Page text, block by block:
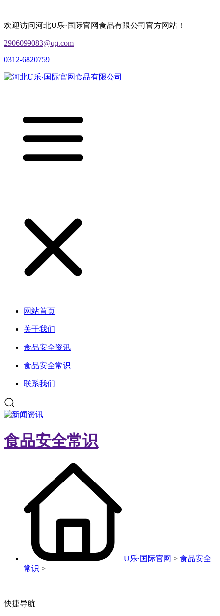
欢迎访问河北U乐·国际官网食品有限公司官方网站！
2906099083@qq.com
0312-6820759
网站首页
关于我们
食品安全资讯
食品安全常识
联系我们
食品安全常识
U乐·国际官网 > 食品安全
常识 >
快捷导航